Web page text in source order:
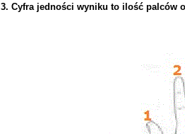
3. Cyfra jedności wyniku to ilość palców